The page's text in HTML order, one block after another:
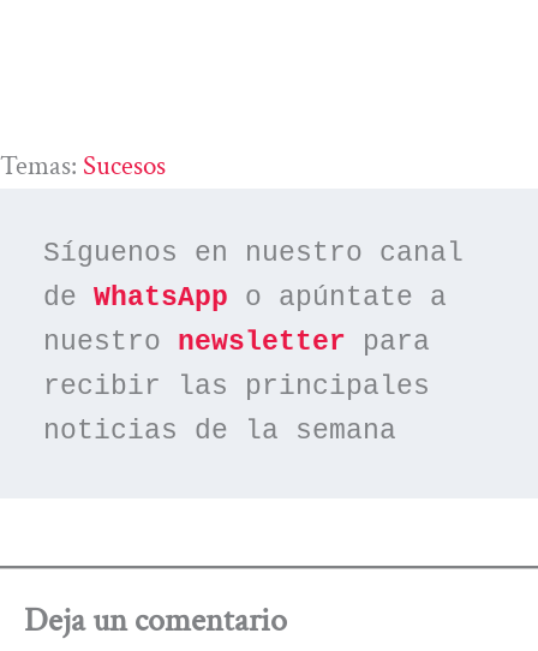
Temas: Sucesos
Síguenos en nuestro canal
de WhatsApp o apúntate a
nuestro newsletter para
recibir las principales
noticias de la semana
Deja un comentario